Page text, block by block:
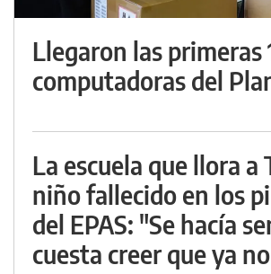
Llegaron las primeras
computadoras del
La escuela que llora a
niño fallecido en los
del EPAS: "Se hacía
cuesta creer que ya